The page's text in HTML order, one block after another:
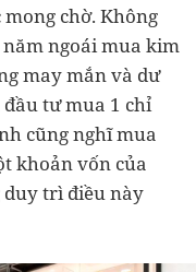
chờ. Không
ngoái mua kim
may mắn và dư
tư mua 1 chỉ
cũng nghĩ mua
khoản vốn của
duy trì điều này